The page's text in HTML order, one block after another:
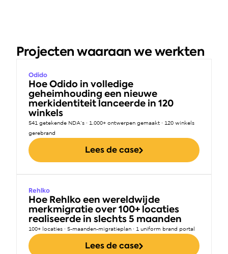
Projecten waaraan we werkten
Odido
Hoe Odido in volledige
geheimhouding een nieuwe
merkidentiteit lanceerde in 120
winkels
541 getekende NDA's · 1.000+ ontwerpen gemaakt · 120 winkels
gerebrand
Lees de case
Rehlko
Hoe Rehlko een wereldwijde
merkmigratie over 100+ locaties
realiseerde in slechts 5 maanden
100+ locaties · 5-maanden-migratieplan · 1 uniform brand portal
Lees de case